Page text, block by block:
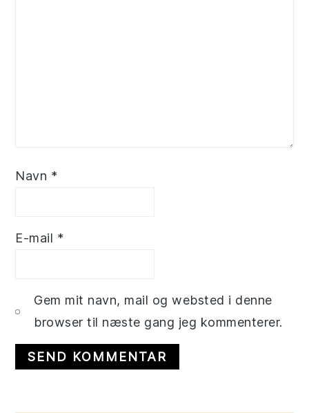
Navn *
E-mail *
Gem mit navn, mail og websted i denne
browser til næste gang jeg kommenterer.